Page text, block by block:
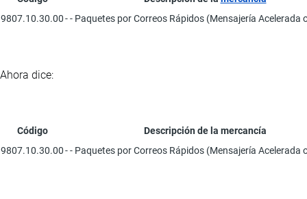
9807.10.30.00- - Paquetes por Correos Rápidos (Mensajería Acelerada
Ahora dice:
Código
Descripción de la mercancía
9807.10.30.00- - Paquetes por Correos Rápidos (Mensajería Acelerada